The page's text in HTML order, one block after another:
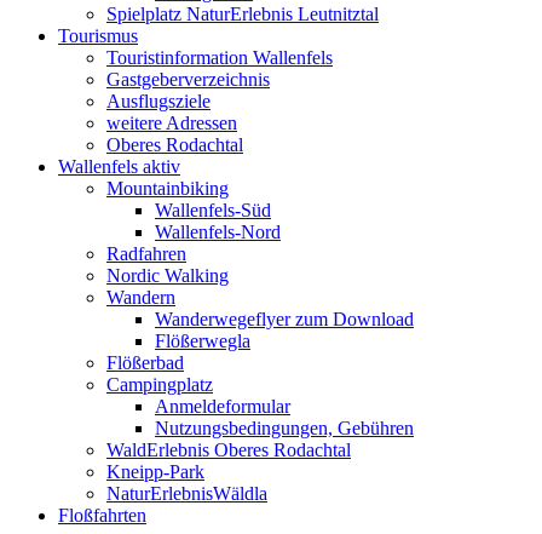
Spielplatz NaturErlebnis Leutnitztal
Tourismus
Touristinformation Wallenfels
Gastgeberverzeichnis
Ausflugsziele
weitere Adressen
Oberes Rodachtal
Wallenfels aktiv
Mountainbiking
Wallenfels-Süd
Wallenfels-Nord
Radfahren
Nordic Walking
Wandern
Wanderwegeflyer zum Download
Flößerwegla
Flößerbad
Campingplatz
Anmeldeformular
Nutzungsbedingungen, Gebühren
WaldErlebnis Oberes Rodachtal
Kneipp-Park
NaturErlebnisWäldla
Floßfahrten